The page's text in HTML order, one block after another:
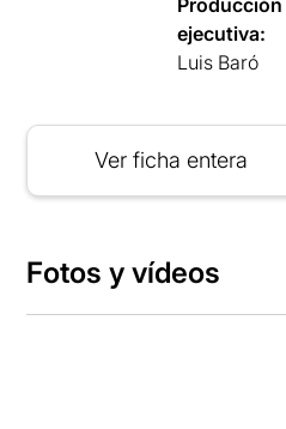
ejecutiva:
Luis Baró
Ver ficha entera
Fotos y vídeos